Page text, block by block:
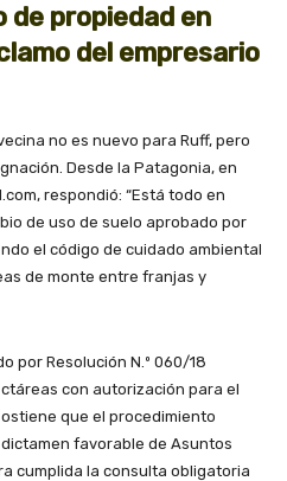
de propiedad en
del empresario
no es nuevo para Ruff, pero
Desde la Patagonia, en
respondió: “Está todo en
de uso de suelo aprobado por
el código de cuidado ambiental
de monte entre franjas y
por Resolución N.º 060/18
con autorización para el
que el procedimiento
favorable de Asuntos
cumplida la consulta obligatoria